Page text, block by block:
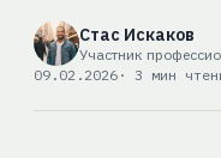
Стас Искаков
Участник
09.02.2026· 3 мин